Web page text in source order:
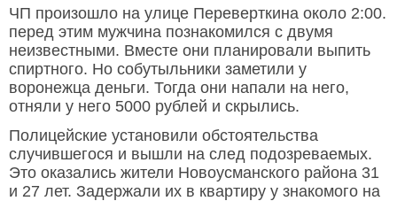
ЧП произошло на улице Переверткина около 2:00.
перед этим мужчина познакомился с двумя
неизвестными. Вместе они планировали выпить
спиртного. Но собутыльники заметили у
воронежца деньги. Тогда они напали на него,
отняли у него 5000 рублей и скрылись.
Полицейские установили обстоятельства
случившегося и вышли на след подозреваемых.
Это оказались жители Новоусманского района 31
и 27 лет. Задержали их в квартиру у знакомого на